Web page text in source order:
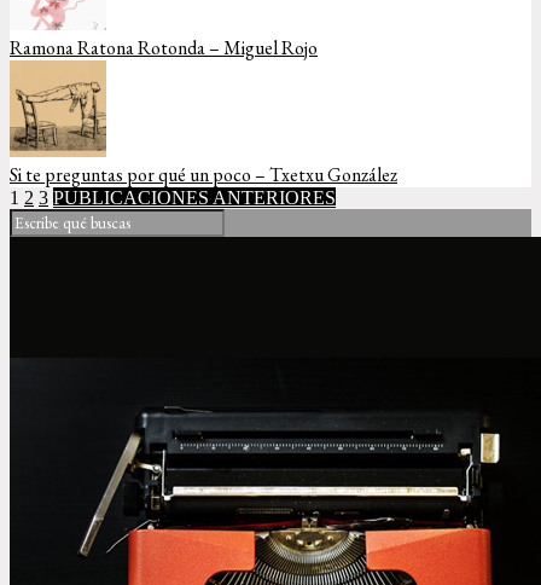
Ramona Ratona Rotonda – Miguel Rojo
Si te preguntas por qué un poco – Txetxu González
1 2 3 PUBLICACIONES ANTERIORES